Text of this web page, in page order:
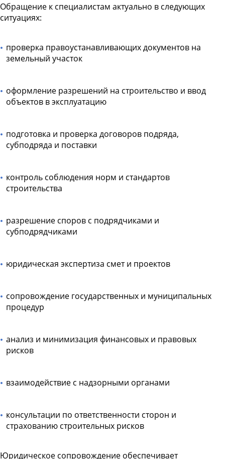
Обращение к специалистам актуально в следующих
ситуациях:
проверка правоустанавливающих документов на
земельный участок
оформление разрешений на строительство и ввод
объектов в эксплуатацию
подготовка и проверка договоров подряда,
субподряда и поставки
контроль соблюдения норм и стандартов
строительства
разрешение споров с подрядчиками и
субподрядчиками
юридическая экспертиза смет и проектов
сопровождение государственных и муниципальных
процедур
анализ и минимизация финансовых и правовых
рисков
взаимодействие с надзорными органами
консультации по ответственности сторон и
страхованию строительных рисков
Юридическое сопровождение обеспечивает